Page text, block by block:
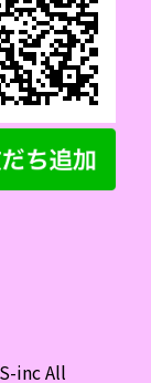
inc All